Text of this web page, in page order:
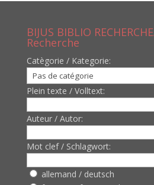
BIJUS BIBLIO
Recherche
Catègorie / Kategorie:
Plein texte / Volltext:
Auteur / Autor:
Mot clef / Schlagwort:
allemand / deutsch